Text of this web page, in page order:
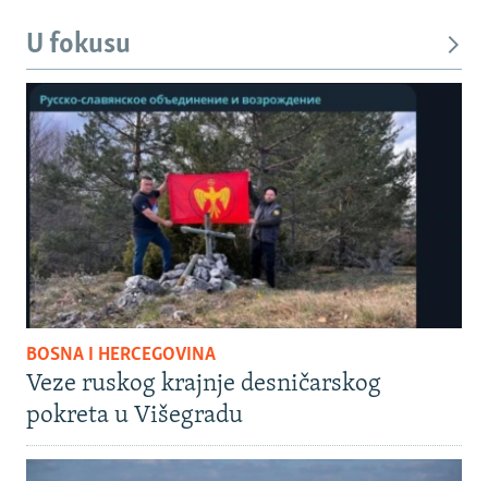
U fokusu
BOSNA I HERCEGOVINA
Veze ruskog krajnje desničarskog
pokreta u Višegradu